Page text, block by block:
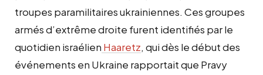
troupes paramilitaires ukrainiennes. Ces groupes
armés d’extrême droite furent identifiés par le
quotidien israélien Haaretz, qui dès le début des
événements en Ukraine rapportait que Pravy